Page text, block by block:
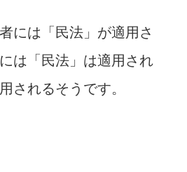
には「民法」が適用さ
は「民法」は適用され
されるそうです。